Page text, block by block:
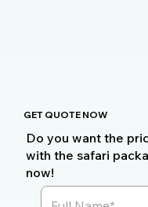
GET QUOTE NOW
Do you want the
with the safari
now!